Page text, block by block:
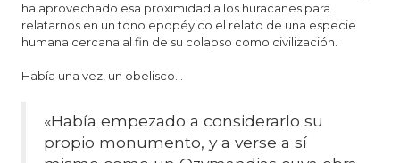
ha aprovechado esa proximidad a los huracanes para
relatarnos en un tono epopéyico el relato de una especie
humana cercana al fin de su colapso como civilización.
Había una vez, un obelisco…
«Había empezado a considerarlo su
propio monumento, y a verse a sí